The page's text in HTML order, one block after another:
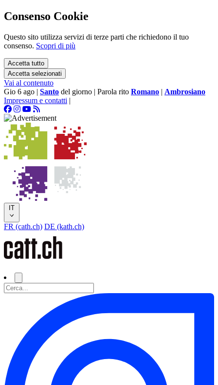
Consenso Cookie
Questo sito utilizza servizi di terze parti che richiedono il tuo
consenso. Scopri di più
Accetta tutto
Accetta selezionati
Vai al contenuto
Gio 6 ago | Santo del giorno | Parola rito Romano | Ambrosiano
Impressum e contatti |
IT
FR (cath.ch) DE (kath.ch)